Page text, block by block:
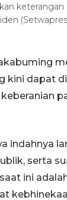
kini dapat
indahnya
serta
ini